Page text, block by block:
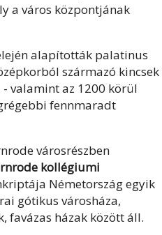
a város központjának
alapították palatinus
származó kincsek
valamint az 1200 körül
fennmaradt
városrészben
kollégiumi
Németország egyik
gótikus városháza,
favázas házak között áll.